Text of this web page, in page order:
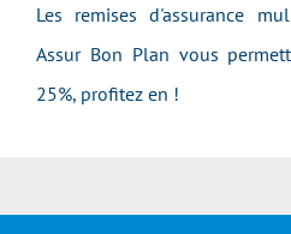
Les remises d'assurance
Assur Bon Plan vous
25%, profitez en !